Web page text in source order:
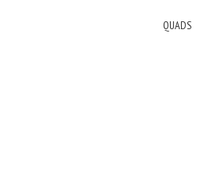
QUADS